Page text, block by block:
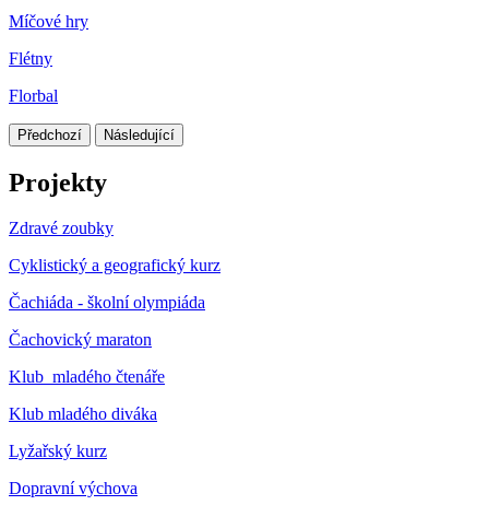
Míčové hry
Flétny
Florbal
Předchozí Následující
Projekty
Zdravé zoubky
Cyklistický a geografický kurz
Čachiáda - školní olympiáda
Čachovický maraton
Klub mladého čtenáře
Klub mladého diváka
Lyžařský kurz
Dopravní výchova